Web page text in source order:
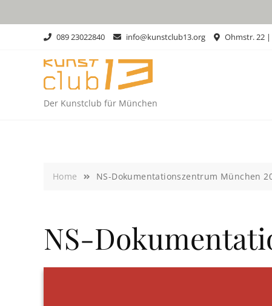
089 23022840 info@kunstclub13.org Ohmstr. 22 |
Der Kunstclub für München
Home NS-Dokumentationszentrum München
NS-